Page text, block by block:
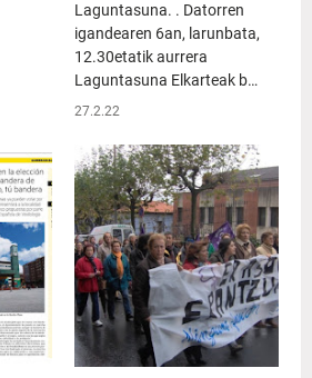
Laguntasuna. . Datorren
igandearen 6an, larunbata,
12.30etatik aurrera
Laguntasuna Elkarteak b…
27.2.22